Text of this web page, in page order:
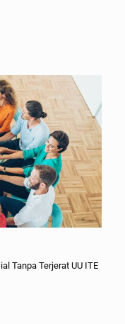
Tanpa Terjerat UU ITE